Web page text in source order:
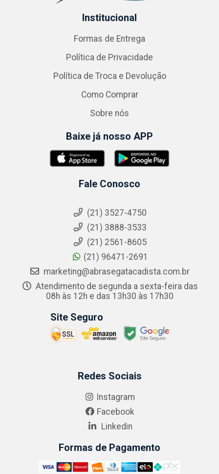
Institucional
Formas de Entrega
Política de Privacidade
Política de Troca e Devolução
Como Comprar
Sobre nós
Baixe já nosso APP
Fale Conosco
(21) 3527-4750
(21) 3888-3533
(21) 2561-8605
(21) 96471-2691
marketing@abrasegatacadista.com.br
Atendimento de segunda a sexta-feira das
08h às 12h e das 13h30 às 17h30
Site Seguro
Redes Sociais
Instagram
Facebook
Linkedin
Formas de Pagamento